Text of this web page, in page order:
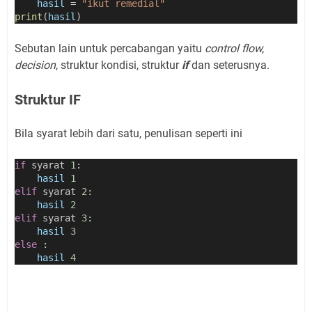
hasil
=
"ikut remedial"
print ( hasil )
Sebutan lain untuk percabangan yaitu control flow,
decision, struktur kondisi, struktur if dan seterusnya.
Struktur IF
Bila syarat lebih dari satu, penulisan seperti ini
if syarat 1 :
hasil
1
elif syarat 2 :
hasil
2
elif syarat 3:
hasil
3
else :
hasil
4